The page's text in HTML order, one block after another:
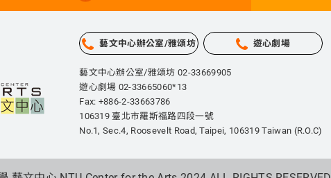
藝文中心辦公室/雅頌坊 遊心劇場
藝文中心辦公室/雅頌坊 02-33669905
遊心劇場 02-33665060*13
Fax: +886-2-33663786
106319 臺北市羅斯福路四段一號
No.1, Sec.4, Roosevelt Road, Taipei, 106319 Taiwan (R.O.C)